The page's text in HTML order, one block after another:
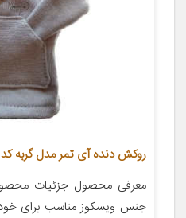
روکش دنده آی تمر مدل گربه کد 213